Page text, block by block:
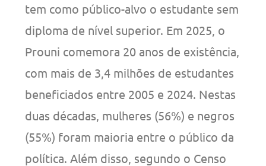
tem como público-alvo o estudante sem
diploma de nível superior. Em 2025, o
Prouni comemora 20 anos de existência,
com mais de 3,4 milhões de estudantes
beneficiados entre 2005 e 2024. Nestas
duas décadas, mulheres (56%) e negros
(55%) foram maioria entre o público da
política. Além disso, segundo o Censo